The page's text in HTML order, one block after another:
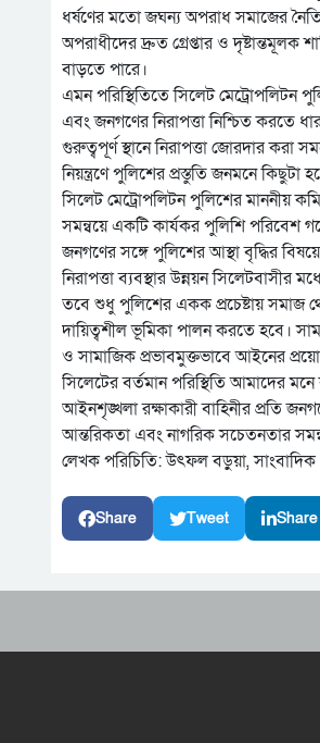
ধর্ষণের মতো জঘন্য অপরাধ সমাজের
অপরাধীদের দ্রুত গ্রেপ্তার ও
বাড়তে পারে।
এমন পরিস্থিতিতে সিলেট মেট্রোপলিটন
এবং জনগণের নিরাপত্তা নিশ্চিত করতে
গুরুত্বপূর্ণ স্থানে নিরাপত্তা জোরদার
নিয়ন্ত্রণে পুলিশের প্রস্তুতি জনমনে কিছুটা
সিলেট মেট্রোপলিটন পুলিশের মাননীয়
সমন্বয়ে একটি কার্যকর পুলিশি পরিবেশ
জনগণের সঙ্গে পুলিশের আস্থা বৃদ্ধির
নিরাপত্তা ব্যবস্থার উন্নয়ন সিলেটবাসীর
তবে শুধু পুলিশের একক প্রচেষ্টায় সমাজ
দায়িত্বশীল ভূমিকা পালন করতে হবে।
ও সামাজিক প্রভাবমুক্তভাবে আইনের
সিলেটের বর্তমান পরিস্থিতি আমাদের
আইনশৃঙ্খলা রক্ষাকারী বাহিনীর প্রতি
আন্তরিকতা এবং নাগরিক সচেতনতার
লেখক পরিচিতি: উৎফল বড়ুয়া, সাংবাদিক
Share Tweet Share